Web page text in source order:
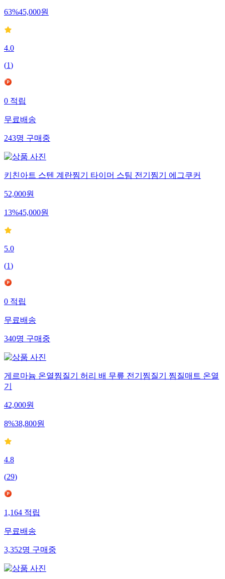
63%45,000원
4.0
(1)
0 적립
무료배송
243명 구매중
키친아트 스텐 계란찜기 타이머 스팀 전기찜기 에그쿠커
52,000원
13%45,000원
5.0
(1)
0 적립
무료배송
340명 구매중
게르마늄 온열찜질기 허리 배 무릎 전기찜질기 찜질매트 온열
기
42,000원
8%38,800원
4.8
(29)
1,164 적립
무료배송
3,352명 구매중